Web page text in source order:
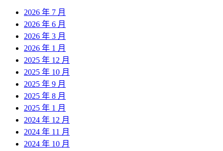
2026 年 7 月
2026 年 6 月
2026 年 3 月
2026 年 1 月
2025 年 12 月
2025 年 10 月
2025 年 9 月
2025 年 8 月
2025 年 1 月
2024 年 12 月
2024 年 11 月
2024 年 10 月